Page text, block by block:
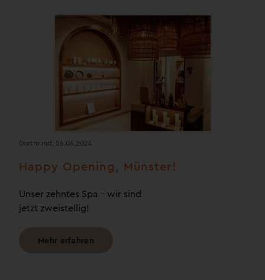
Dortmund, 26.06.2024
Happy Opening, Münster!
Unser zehntes Spa – wir sind
jetzt zweistellig!
Mehr erfahren